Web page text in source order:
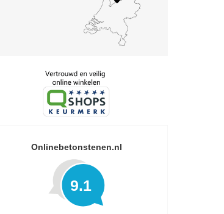
Onlinebetonstenen.nl
9.1